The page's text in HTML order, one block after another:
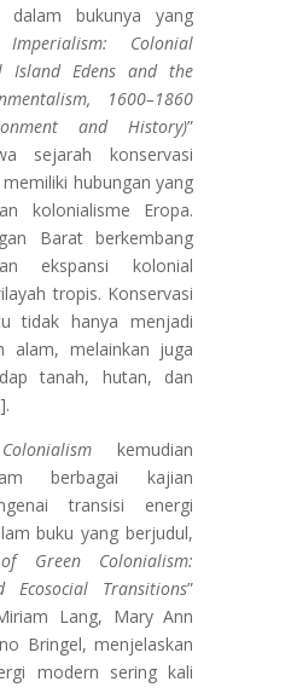
dalam bukunya yang
Imperialism: Colonial
Island Edens and the
1600–1860
and History)”
sejarah konservasi
hubungan yang
kolonialisme Eropa.
Barat berkembang
ekspansi kolonial
tropis. Konservasi
tidak hanya menjadi
alam, melainkan juga
tanah, hutan, dan
kemudian
berbagai kajian
transisi energi
buku yang berjudul,
Green Colonialism:
Ecosocial Transitions”
Lang, Mary Ann
Bringel, menjelaskan
modern sering kali